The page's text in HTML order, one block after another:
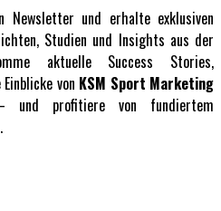
Newsletter und erhalte exklusiven
Studien und Insights aus der
aktuelle Success Stories,
von KSM Sport Marketing
profitiere von fundiertem